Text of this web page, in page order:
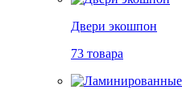
Двери экошпон
73 товара